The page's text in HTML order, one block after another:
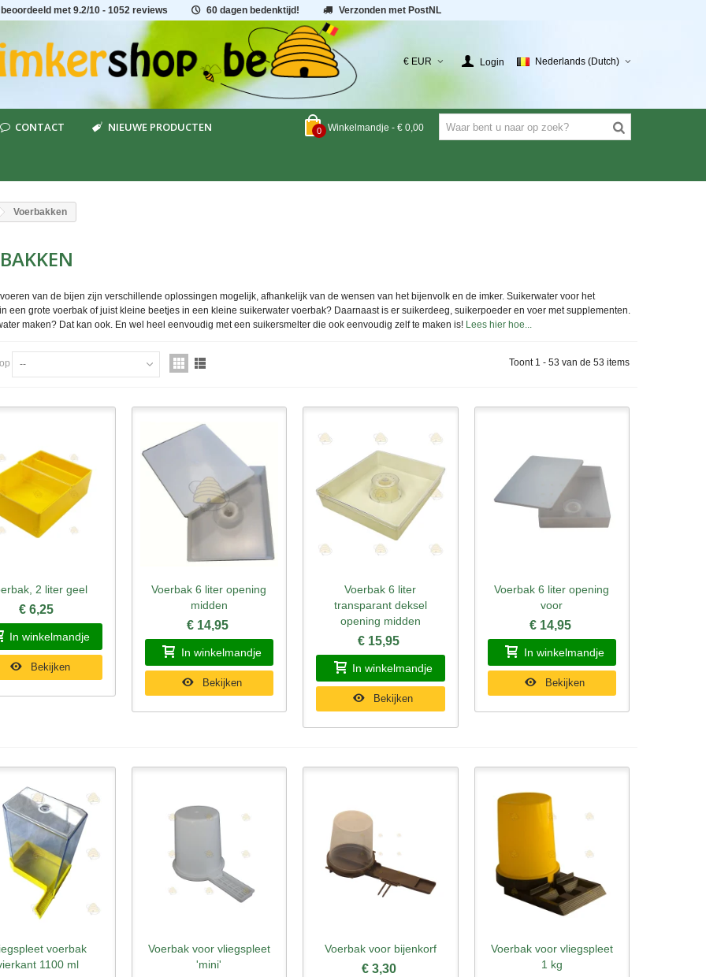
met 9.2/10 - 1052 reviews 60 dagen bedenktijd! Verzonden met PostNL
€ EUR Login Nederlands (Dutch)
0 Winkelmandje - € 0,00
CONTACT NIEUWE PRODUCTEN
Voerbakken
van de bijen zijn verschillende oplossingen mogelijk, afhankelijk van de wensen van het bijenvolk en de imker. Suikerwater voor het
een grote voerbak of juist kleine beetjes in een kleine suikerwater voerbak? Daarnaast is er suikerdeeg, suikerpoeder en voer met supplementen.
maken? Dat kan ook. En wel heel eenvoudig met een suikersmelter die ook eenvoudig zelf te maken is! Lees hier hoe...
-- Toont 1 - 53 van de 53 items
bekijken2 liter geel
€ 6,25
In winkelmandje
Bekijken
Snel bekijken
Voerbak 6 liter opening
midden
€ 14,95
In winkelmandje
Bekijken
Snel bekijken
Voerbak 6 liter
transparant deksel
opening midden
€ 15,95
In winkelmandje
Bekijken
Snel bekijken
Voerbak 6 liter opening
voor
€ 14,95
In winkelmandje
Bekijken
bekijkenvoerbak
1100 ml
Snel bekijken
Voerbak voor vliegspleet
'mini'
Snel bekijken
Voerbak voor bijenkorf
€ 3,30
Snel bekijken
Voerbak voor vliegspleet
1 kg